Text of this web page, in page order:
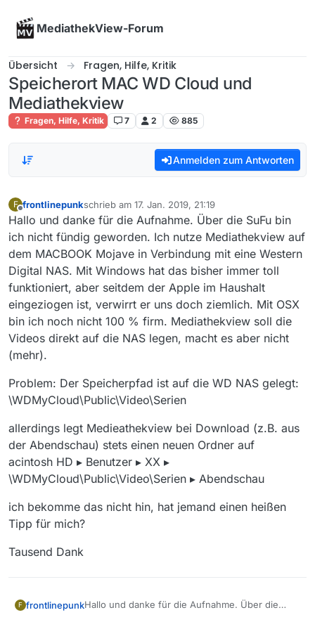
MediathekView-Forum
Übersicht Fragen, Hilfe, Kritik
Speicherort MAC WD Cloud und
Mediathekview
Fragen, Hilfe, Kritik 7 2 885
Anmelden zum Antworten
F
Offline
frontlinepunkschrieb am 17. Jan. 2019, 21:19
zuletzt editiert von
Hallo und danke für die Aufnahme. Über die SuFu bin
ich nicht fündig geworden. Ich nutze Mediathekview auf
dem MACBOOK Mojave in Verbindung mit eine Western
Digital NAS. Mit Windows hat das bisher immer toll
funktioniert, aber seitdem der Apple im Haushalt
eingeziogen ist, verwirrt er uns doch ziemlich. Mit OSX
bin ich noch nicht 100 % firm. Mediathekview soll die
Videos direkt auf die NAS legen, macht es aber nicht
(mehr).
Problem: Der Speicherpfad ist auf die WD NAS gelegt:
\WDMyCloud\Public\Video\Serien
allerdings legt Medieathekview bei Download (z.B. aus
der Abendschau) stets einen neuen Ordner auf
acintosh HD⁩ ▸ ⁨Benutzer⁩ ▸ XX ▸
⁨\WDMyCloud\Public\Video\Serien⁩ ▸ ⁨Abendschau⁩
ich bekomme das nicht hin, hat jemand einen heißen
Tipp für mich?
Tausend Dank
F frontlinepunkHallo und danke für die Aufnahme. Über die